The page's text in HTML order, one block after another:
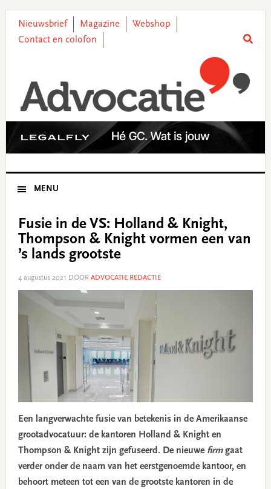
primary
main
primary
footer
Nieuwsbrief Magazine
Webshop
Contact en colofon
MENU
Fusie in de VS: Holland & Knight,
Thompson & Knight vormen een van
’s lands grootste
4 augustus 2021 DOOR ADVOCATIE REDACTIE
Een langverwachte fusie van betekenis in de Amerikaanse
grootadvocatuur: de kantoren Holland & Knight en
Thompson & Knight zijn gefuseerd. De nieuwe firmgaat
verder onder de naam van het eerstgenoemde kantoor, en
behoort meteen tot een van de grootste kantoren in de